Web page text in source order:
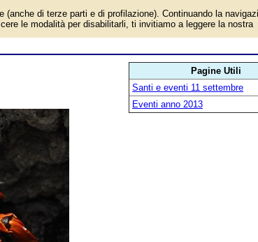
Evento avvenuto 12 anni fa. Il
Grapsus grapsus, è un
Pagine Utili
Santi e eventi 11 settembre
Eventi anno 2013
(anche di terze parti e di profilazione). Continuando la
le modalità per disabilitarli, ti invitiamo a leggere la nostra